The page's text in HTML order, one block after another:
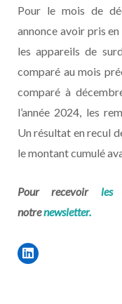
Pour le mois de
annonce avoir pris
les appareils de
comparé au mois
comparé à
l’année 2024, les
Un résultat en recul
le montant cumulé
Pour recevoir les
notrenewsletter.